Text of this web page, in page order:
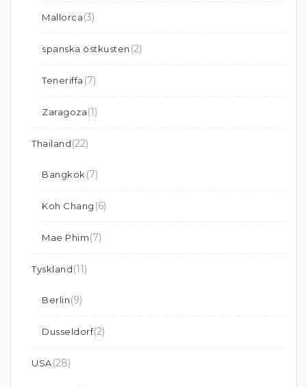
Mallorca(3)
spanska östkusten (2)
Teneriffa (7)
Zaragoza(1)
Thailand(22)
Bangkok (7)
Koh Chang (6)
Mae Phim(7)
Tyskland(11)
Berlin(9)
Dusseldorf(2)
USA(28)